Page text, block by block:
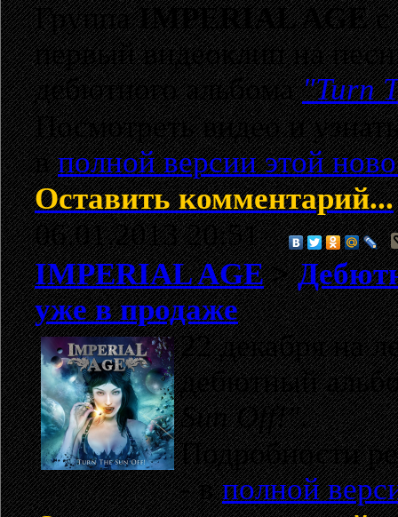
ГруппаIMPERIAL AGEс
первый видеоклип на
дебютного альбома"Turn
Посмотреть видео и
вполной версии этой
Оставить комментарий...
06.01.2013 20:51
IMPERIAL AGE>
уже в продаже
22 декабря на
дебютный
Sun Off!".
Подробности
- вполной